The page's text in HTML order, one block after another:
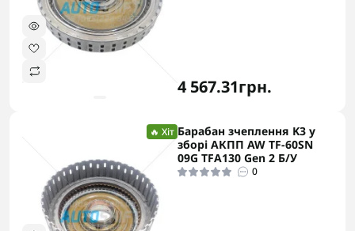
4 567.31грн.
🔥 Хіт Барабан зчеплення K3 у
зборі АКПП AW TF-60SN
09G TFA130 Gen 2 Б/У
0